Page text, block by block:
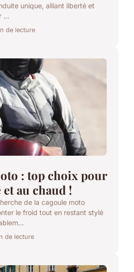
unique, alliant liberté et
...
de lecture
: top choix pour
au chaud !
de la cagoule moto
le froid tout en restant stylé
de lecture